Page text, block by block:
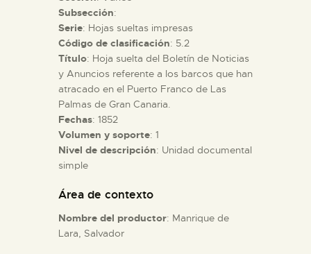
EL MUSEO
COLECCIONES
DIDÁCTICA
ESPAÑOL
Subsección:
Serie: Hojas sueltas impresas
Código de clasificación: 5.2
Título: Hoja suelta del Boletín de Noticias
y Anuncios referente a los barcos que han
atracado en el Puerto Franco de Las
Palmas de Gran Canaria.
Fechas: 1852
Volumen y soporte: 1
Nivel de descripción: Unidad documental
simple
Área de contexto
Nombre del productor: Manrique de
Lara, Salvador